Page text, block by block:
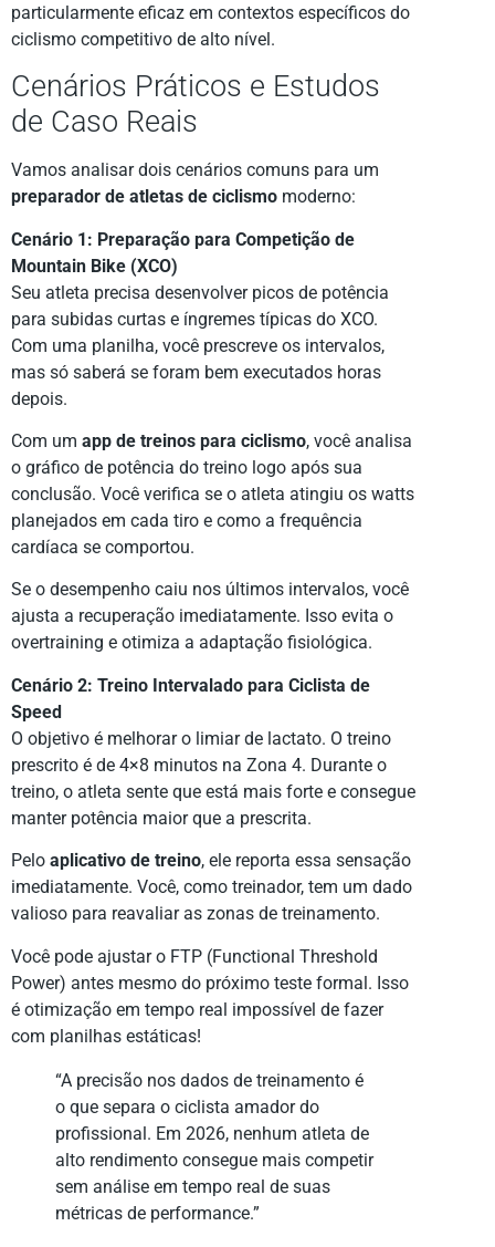
particularmente eficaz em contextos específicos do
ciclismo competitivo de alto nível.
Cenários Práticos e Estudos
de Caso Reais
Vamos analisar dois cenários comuns para um
preparador de atletas de ciclismo moderno:
Cenário 1: Preparação para Competição de
Mountain Bike (XCO)
Seu atleta precisa desenvolver picos de potência
para subidas curtas e íngremes típicas do XCO.
Com uma planilha, você prescreve os intervalos,
mas só saberá se foram bem executados horas
depois.
Com um app de treinos para ciclismo, você analisa
o gráfico de potência do treino logo após sua
conclusão. Você verifica se o atleta atingiu os watts
planejados em cada tiro e como a frequência
cardíaca se comportou.
Se o desempenho caiu nos últimos intervalos, você
ajusta a recuperação imediatamente. Isso evita o
overtraining e otimiza a adaptação fisiológica.
Cenário 2: Treino Intervalado para Ciclista de
Speed
O objetivo é melhorar o limiar de lactato. O treino
prescrito é de 4×8 minutos na Zona 4. Durante o
treino, o atleta sente que está mais forte e consegue
manter potência maior que a prescrita.
Pelo aplicativo de treino, ele reporta essa sensação
imediatamente. Você, como treinador, tem um dado
valioso para reavaliar as zonas de treinamento.
Você pode ajustar o FTP (Functional Threshold
Power) antes mesmo do próximo teste formal. Isso
é otimização em tempo real impossível de fazer
com planilhas estáticas!
“A precisão nos dados de treinamento é
o que separa o ciclista amador do
profissional. Em 2026, nenhum atleta de
alto rendimento consegue mais competir
sem análise em tempo real de suas
métricas de performance.”